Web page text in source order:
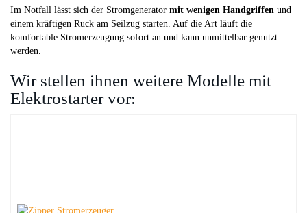
Im Notfall lässt sich der Stromgenerator mit wenigen Handgriffen und
einem kräftigen Ruck am Seilzug starten. Auf die Art läuft die
komfortable Stromerzeugung sofort an und kann unmittelbar genutzt
werden.
Wir stellen ihnen weitere Modelle mit
Elektrostarter vor: